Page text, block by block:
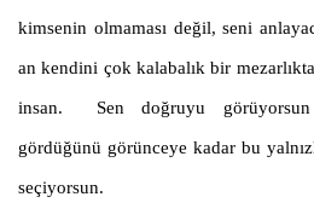
kimsenin olmaması değil, seni
an kendini çok kalabalık bir mezarlıkta
insan. Sen doğruyu görüyorsun
gördüğünü görünceye kadar bu
seçiyorsun.